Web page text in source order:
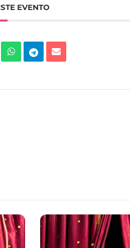
EVENTO